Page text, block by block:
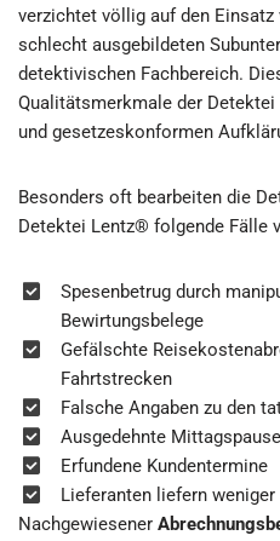
verzichtet völlig auf den Einsatz
schlecht ausgebildeten
detektivischen Fachbereich.
Qualitätsmerkmale der
und gesetzeskonformen
Besonders oft bearbeiten die
Detektei Lentz® folgende Fälle
Spesenbetrug durch
Bewirtungsbelege
Gefälschte
Fahrtstrecken
Falsche Angaben zu den
Ausgedehnte
Erfundene Kundentermine
Lieferanten liefern
Nachgewiesener